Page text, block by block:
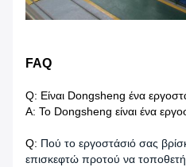
FAQ
Q: Είναι Dongsheng ένα
Α: Το Dongsheng είναι ένα
Q: Πού το εργοστάσιό σας
επισκεφτώ προτού να